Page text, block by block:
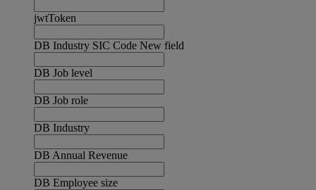
jwtToken
DB Industry SIC Code New field
DB Job level
DB Job role
DB Industry
DB Annual Revenue
DB Employee size